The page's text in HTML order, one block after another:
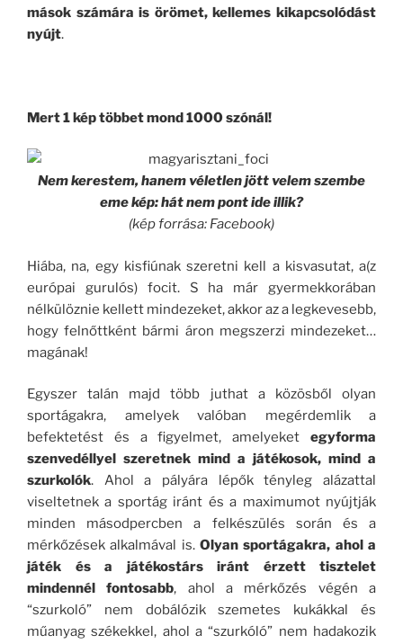
mások számára is örömet, kellemes kikapcsolódást
nyújt.
Mert 1 kép többet mond 1000 szónál!
Nem kerestem, hanem véletlen jött velem szembe
eme kép: hát nem pont ide illik?
(kép forrása: Facebook)
Hiába, na, egy kisfiúnak szeretni kell a kisvasutat, a(z
európai gurulós) focit. S ha már gyermekkorában
nélkülöznie kellett mindezeket, akkor az a legkevesebb,
hogy felnőttként bármi áron megszerzi mindezeket…
magának!
Egyszer talán majd több juthat a közösből olyan
sportágakra, amelyek valóban megérdemlik a
befektetést és a figyelmet, amelyeket egyforma
szenvedéllyel szeretnek mind a játékosok, mind a
szurkolók. Ahol a pályára lépők tényleg alázattal
viseltetnek a sportág iránt és a maximumot nyújtják
minden másodpercben a felkészülés során és a
mérkőzések alkalmával is. Olyan sportágakra, ahol a
játék és a játékostárs iránt érzett tisztelet
mindennél fontosabb, ahol a mérkőzés végén a
“szurkoló” nem dobálózik szemetes kukákkal és
műanyag székekkel, ahol a “szurkóló” nem hadakozik